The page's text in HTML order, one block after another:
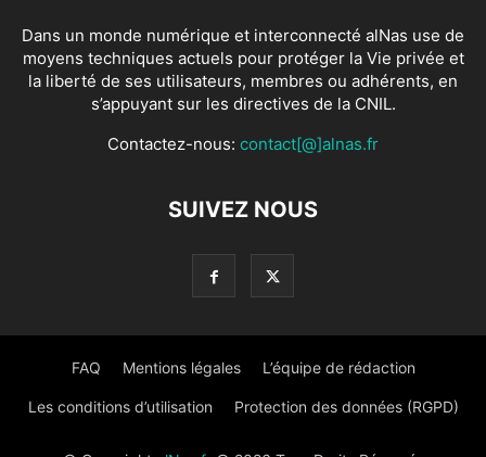
Dans un monde numérique et interconnecté alNas use de
moyens techniques actuels pour protéger la Vie privée et
la liberté de ses utilisateurs, membres ou adhérents, en
s’appuyant sur les directives de la CNIL.
Contactez-nous: contact[@]alnas.fr
SUIVEZ NOUS
FAQ Mentions légales L’équipe de rédaction
Les conditions d’utilisation Protection des données (RGPD)